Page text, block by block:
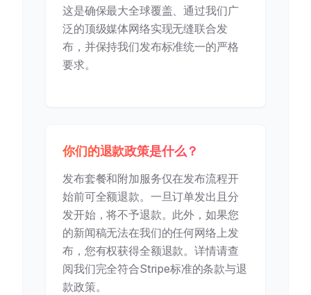
这是确保最大全球覆盖、通过我们广
泛的顶级媒体网络实现无缝联合发
布，并保持我们发布标准统一的严格
要求。
你们的退款政策是什么？
发布套餐和附加服务仅在发布流程开
始前可全额退款。一旦订单发出且分
发开始，将不予退款。此外，如果您
的新闻稿无法在我们的任何网络上发
布，您有权获得全额退款。详情请查
阅我们完全符合Stripe标准的条款与退
款政策。